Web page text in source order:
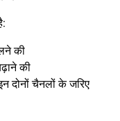
की
की
दोनों चैनलों के जरिए